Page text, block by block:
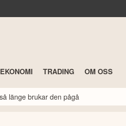
TRADING OM OSS
länge brukar den pågå